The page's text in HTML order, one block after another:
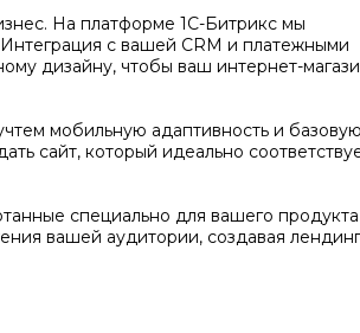
На платформе 1С-Битрикс мы
с вашей CRM и платежными
дизайну, чтобы ваш интернет-
мобильную адаптивность и
сайт, который идеально
специально для вашего
вашей аудитории, создавая